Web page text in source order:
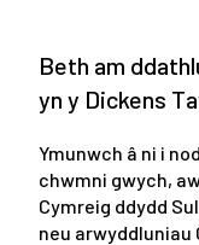
Beth am
yn y Dickens
Ymunwch â ni i
chwmni gwych,
Cymreig ddydd
neu arwyddluniau